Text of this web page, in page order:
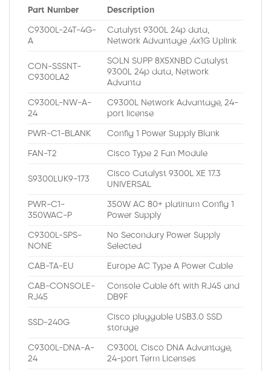
Part Number Description
C9300L-24T-4G-
A
Catalyst 9300L 24p data,
Network Advantage ,4x1G Uplink
CON-SSSNT-
C9300LA2
SOLN SUPP 8X5XNBD Catalyst
9300L 24p data, Network
Advanta
C9300L-NW-A-
24
C9300L Network Advantage, 24-
port license
PWR-C1-BLANK Config 1 Power Supply Blank
FAN-T2 Cisco Type 2 Fan Module
S9300LUK9-173
Cisco Catalyst 9300L XE 17.3
UNIVERSAL
PWR-C1-
350WAC-P
350W AC 80+ platinum Config 1
Power Supply
C9300L-SPS-
NONE
No Secondary Power Supply
Selected
CAB-TA-EU Europe AC Type A Power Cable
CAB-CONSOLE-
RJ45
Console Cable 6ft with RJ45 and
DB9F
SSD-240G
Cisco pluggable USB3.0 SSD
storage
C9300L-DNA-A-
24
C9300L Cisco DNA Advantage,
24-port Term Licenses